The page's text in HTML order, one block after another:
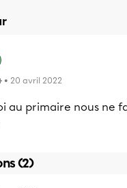
• 20 avril 2022
au primaire nous ne
(2)